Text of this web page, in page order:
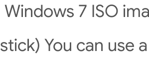
Windows 7 ISO
You can use